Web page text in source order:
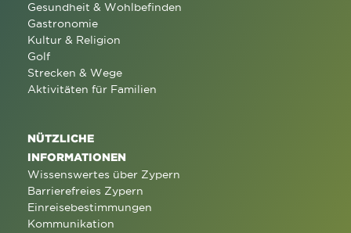
Gesundheit & Wohlbefinden
Gastronomie
Kultur & Religion
Golf
Strecken & Wege
Aktivitäten für Familien
NÜTZLICHE
INFORMATIONEN
Wissenswertes über Zypern
Barrierefreies Zypern
Einreisebestimmungen
Kommunikation